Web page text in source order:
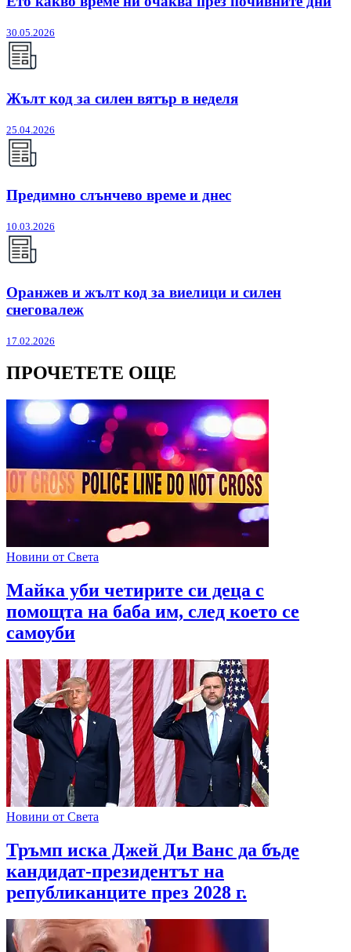
30.05.2026
Жълт код за силен вятър в неделя
25.04.2026
Предимно слънчево време и днес
10.03.2026
Оранжев и жълт код за виелици и силен
снеговалеж
17.02.2026
ПРОЧЕТЕТЕ ОЩЕ
Новини от Света
Майка уби четирите си деца с
помощта на баба им, след което се
самоуби
Новини от Света
Тръмп иска Джей Ди Ванс да бъде
кандидат-президентът на
републиканците през 2028 г.